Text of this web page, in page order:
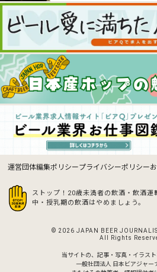
運営団体編集ポリシープライバシーポリシー
ストップ！20歳未満者の飲酒・飲酒運
中・授乳期の飲酒はやめましょう。
© 2026 JAPAN BEER
All Rights
当サイトの、記事・写真・イラスト
一般社団法人 日本ビアジャー